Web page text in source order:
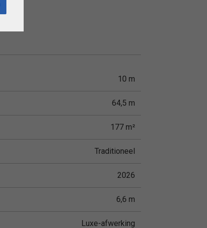
10 m
64,5 m
177 m²
Traditioneel
2026
6,6 m
Luxe-afwerking